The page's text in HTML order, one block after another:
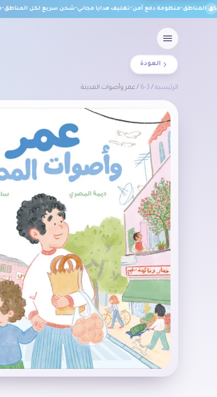
•منظومة دفع آمن•تغليف هدايا مجاني•شحن سريع لكل المناطق•
العودة
الرئيسية /
3-6 / عمر وأصوات المدينة